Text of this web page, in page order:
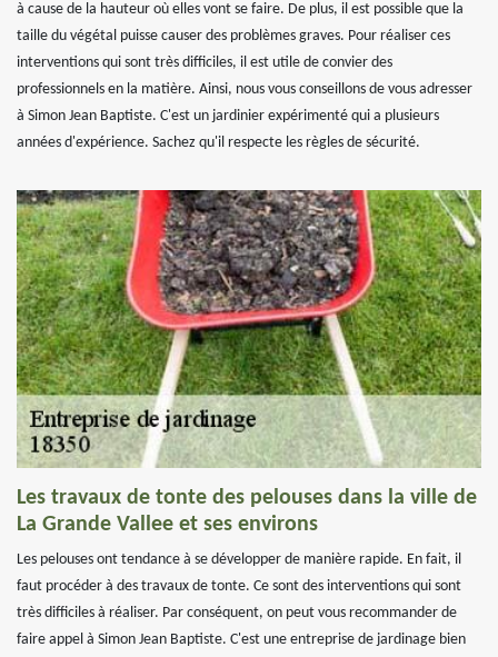
à cause de la hauteur où elles vont se faire. De plus, il est possible que la
taille du végétal puisse causer des problèmes graves. Pour réaliser ces
interventions qui sont très difficiles, il est utile de convier des
professionnels en la matière. Ainsi, nous vous conseillons de vous adresser
à Simon Jean Baptiste. C'est un jardinier expérimenté qui a plusieurs
années d'expérience. Sachez qu'il respecte les règles de sécurité.
Les travaux de tonte des pelouses dans la ville de
La Grande Vallee et ses environs
Les pelouses ont tendance à se développer de manière rapide. En fait, il
faut procéder à des travaux de tonte. Ce sont des interventions qui sont
très difficiles à réaliser. Par conséquent, on peut vous recommander de
faire appel à Simon Jean Baptiste. C'est une entreprise de jardinage bien